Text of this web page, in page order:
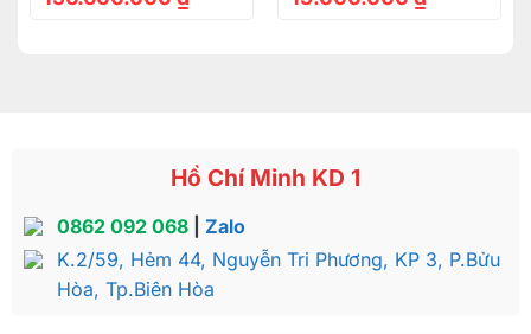
Hồ Chí Minh KD 1
0862 092 068| Zalo
K.2/59, Hẻm 44, Nguyễn Tri Phương, KP 3, P.Bửu
Hòa, Tp.Biên Hòa